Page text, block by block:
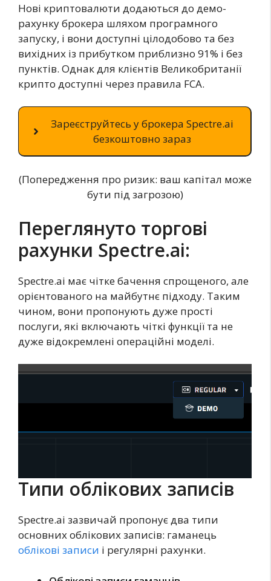
Нові криптовалюти додаються до демо-
рахунку брокера шляхом програмного
запуску, і вони доступні цілодобово та без
вихідних із прибутком приблизно 91% і без
пунктів. Однак для клієнтів Великобританії
крипто доступні через правила FCA.
Зареєструйтесь у брокера Spectre.ai
безкоштовно зараз
(Попередження про ризик: ваш капітал може
бути під загрозою)
Переглянуто торгові
рахунки Spectre.ai:
Spectre.ai має чітке бачення спрощеного, але
орієнтованого на майбутнє підходу. Таким
чином, вони пропонують дуже прості
послуги, які включають чіткі функції та не
дуже відокремлені операційні моделі.
Типи облікових записів
Spectre.ai зазвичай пропонує два типи
основних облікових записів: гаманець
облікові записи і регулярні рахунки.